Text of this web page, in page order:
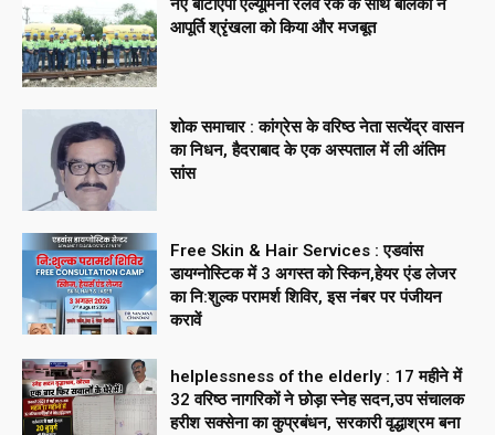
नए बीटीएपी एल्यूमिना रेलवे रेक के साथ बालको ने
आपूर्ति श्रृंखला को किया और मजबूत
शोक समाचार : कांग्रेस के वरिष्ठ नेता सत्येंद्र वासन
का निधन, हैदराबाद के एक अस्पताल में ली अंतिम
सांस
Free Skin & Hair Services : एडवांस
डायग्नोस्टिक में 3 अगस्त को स्किन,हेयर एंड लेजर
का नि:शुल्क परामर्श शिविर, इस नंबर पर पंजीयन
करावें
helplessness of the elderly : 17 महीने में
32 वरिष्ठ नागरिकों ने छोड़ा स्नेह सदन,उप संचालक
हरीश सक्सेना का कुप्रबंधन, सरकारी वृद्धाश्रम बना